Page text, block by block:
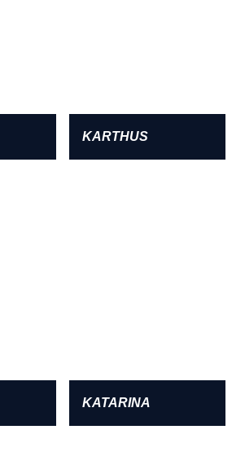
KARTHUS
KATARINA